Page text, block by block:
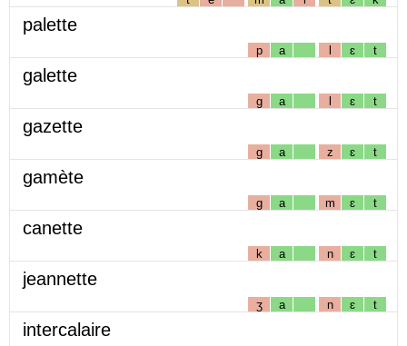
palette
p a l ɛ t
galette
g a l ɛ t
gazette
g a z ɛ t
gamète
g a m ɛ t
canette
k a n ɛ t
jeannette
ʒ a n ɛ t
intercalaire